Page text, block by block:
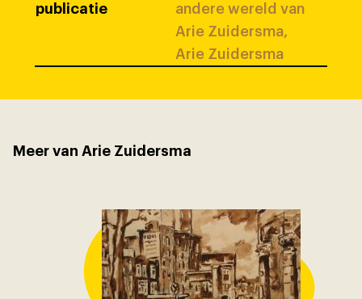
publicatie
andere wereld van
Arie Zuidersma,
Arie Zuidersma
Meer van Arie Zuidersma